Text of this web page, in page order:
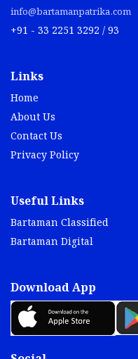
info@bartamanpatrika.com
+91 - 33 2251 3292 / 93
Links
Home
About Us
Contact Us
Privacy Policy
Useful Links
Bartaman Classified
Bartaman Digital
Download App